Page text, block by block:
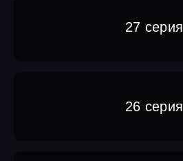
27 серия
26 серия